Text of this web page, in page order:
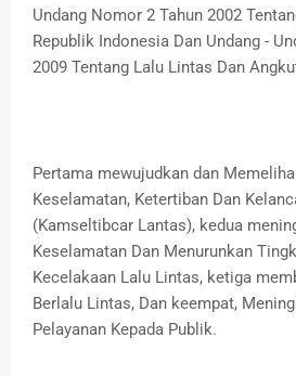
Undang Nomor 2 Tahun 2002
Republik Indonesia Dan Undang -
2009 Tentang Lalu Lintas Dan
Pertama mewujudkan dan
Keselamatan, Ketertiban Dan
(Kamseltibcar Lantas), kedua
Keselamatan Dan Menurunkan
Kecelakaan Lalu Lintas, ketiga
Berlalu Lintas, Dan keempat,
Pelayanan Kepada Publik.